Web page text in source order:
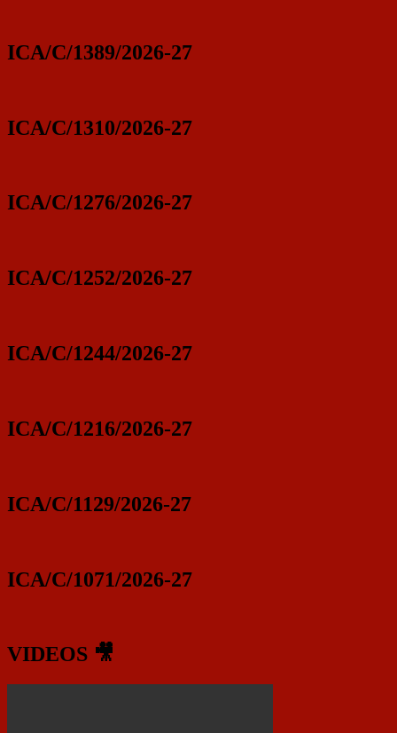
ICA/C/1389/2026-27
ICA/C/1310/2026-27
ICA/C/1276/2026-27
ICA/C/1252/2026-27
ICA/C/1244/2026-27
ICA/C/1216/2026-27
ICA/C/1129/2026-27
ICA/C/1071/2026-27
VIDEOS 🎥